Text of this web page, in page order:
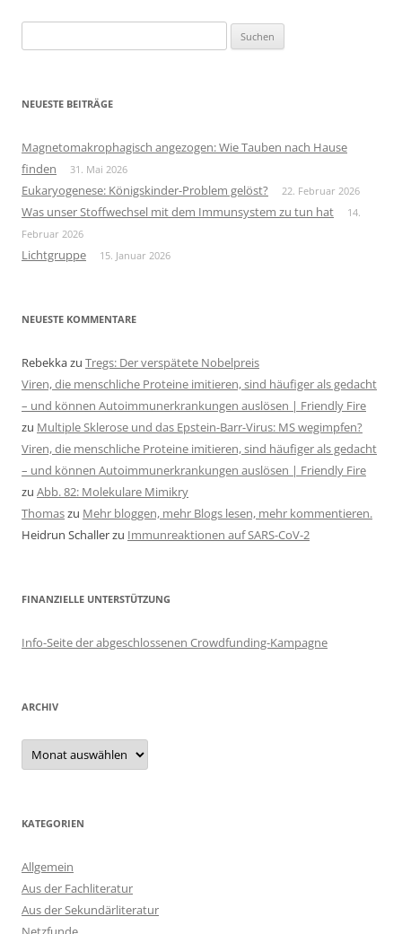
nach:
NEUESTE BEITRÄGE
Magnetomakrophagisch angezogen: Wie Tauben nach Hause
finden
31. Mai 2026
Eukaryogenese: Königskinder-Problem gelöst? 22. Februar 2026
Was unser Stoffwechsel mit dem Immunsystem zu tun hat
14.
Februar 2026
Lichtgruppe 15. Januar 2026
NEUESTE KOMMENTARE
Rebekkazu Tregs: Der verspätete Nobelpreis
Viren, die menschliche Proteine imitieren, sind häufiger als gedacht
– und können Autoimmunerkrankungen auslösen | Friendly Fire
zu Multiple Sklerose und das Epstein-Barr-Virus: MS wegimpfen?
Viren, die menschliche Proteine imitieren, sind häufiger als gedacht
– und können Autoimmunerkrankungen auslösen | Friendly Fire
zu Abb. 82: Molekulare Mimikry
Thomaszu Mehr bloggen, mehr Blogs lesen, mehr kommentieren.
Heidrun Schallerzu Immunreaktionen auf SARS-CoV-2
FINANZIELLE UNTERSTÜTZUNG
Info-Seite der abgeschlossenen Crowdfunding-Kampagne
ARCHIV
Archiv
KATEGORIEN
Allgemein
Aus der Fachliteratur
Aus der Sekundärliteratur